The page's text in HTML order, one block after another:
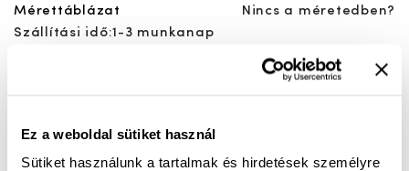
Ez a weboldal sütiket használ
Sütiket használunk a tartalmak és hirdetések személyre
Mérettáblázat
Nincs a méretedben?
Szállítási idő:1-3 munkanap
Ingyenes kiszállítás 25 000 Ft felett